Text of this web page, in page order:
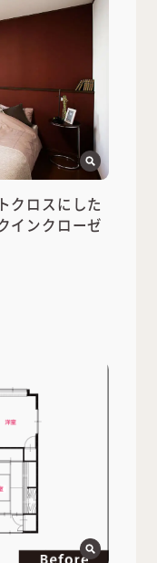
クロスにした
インクローゼ